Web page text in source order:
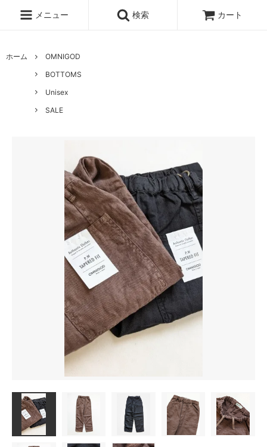
メニュー 検索 カート
ホーム
OMNIGOD
BOTTOMS
Unisex
SALE